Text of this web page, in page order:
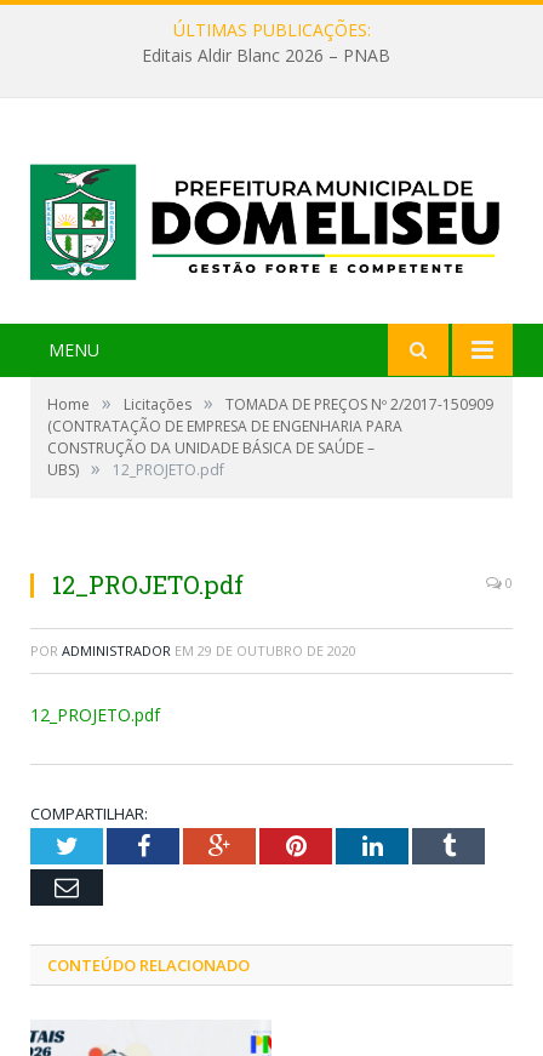
ÚLTIMAS PUBLICAÇÕES:
Editais Aldir Blanc 2026 – PNAB
MENU
Home » Licitações »
TOMADA DE PREÇOS Nº 2/2017-150909
(CONTRATAÇÃO DE EMPRESA DE ENGENHARIA PARA
CONSTRUÇÃO DA UNIDADE BÁSICA DE SAÚDE –
UBS) » 12_PROJETO.pdf
12_PROJETO.pdf 0
POR ADMINISTRADOR EM 29 DE OUTUBRO DE 2020
12_PROJETO.pdf
COMPARTILHAR:
TwitterFacebookGoogle+PinterestLinkedInTumblr
Email
CONTEÚDO RELACIONADO